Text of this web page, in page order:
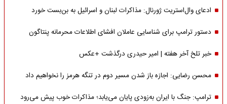
ادعای وال‌استریت ژورنال: مذاکرات لبنان و اسرائیل به بن‌بست خورد
دستور ترامپ برای شناسایی عاملان افشای اطلاعات محرمانه پنتاگون
خبر تلخ آخر هفته | امیر حیدری درگذشت +عکس
محسن رضایی: اجازه باز شدن مسیر دوم در تنگه هرمز را نخواهیم داد
ترامپ: جنگ با ایران به‌زودی پایان می‌یابد؛ مذاکرات خوب پیش می‌رود